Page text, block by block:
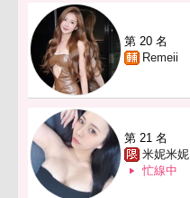
第 20 名
Remeii
第 21 名
米妮米妮
忙線中